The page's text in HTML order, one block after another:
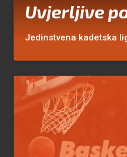
Uvjerljive
Jedinstvena kadetska